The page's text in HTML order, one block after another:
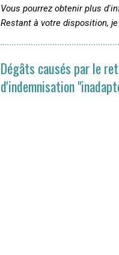
Vous pourrez obtenir plus
Restant à votre disposition,
Dégâts causés par le
d'indemnisation